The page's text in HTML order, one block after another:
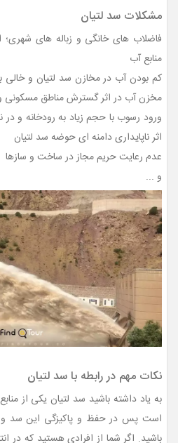
مشکلات سد لتیان
فاضلاب های خانگی و زباله های شهری؛
منابع آب
مخزن آب در اثر گسترش مناطق مسکونی
ورود رسوب با حجم زياد به رودخانه و
اثر ناپايداری دامنه ای حوضه سد لتيان
عدم رعایت حریم مجاز در ساخت و سازها
و ...
نکات مهم در رابطه با سد لتیان
به یاد داشته باشید سد لتیان یکی از
است پس در حفظ و پاکیزگی این سد
باشید. اگر شما از افرادی هستید که در